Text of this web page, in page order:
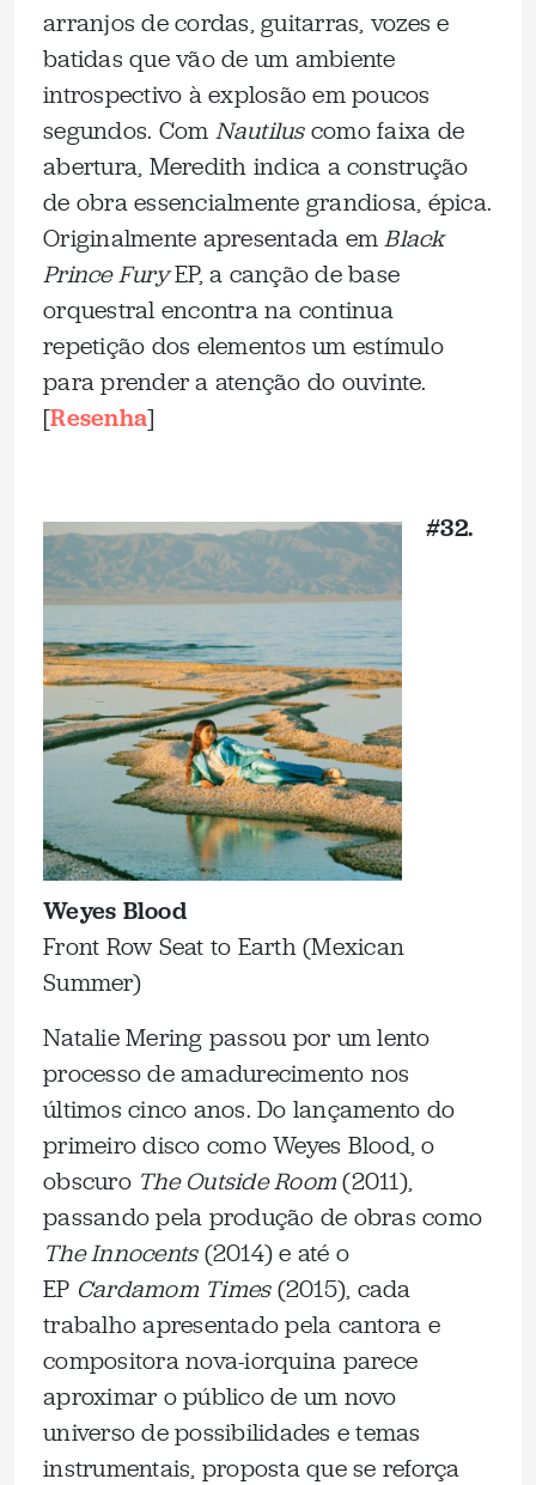
arranjos de cordas, guitarras, vozes e
batidas que vão de um ambiente
introspectivo à explosão em poucos
segundos. Com Nautiluscomo faixa de
abertura, Meredith indica a construção
de obra essencialmente grandiosa, épica.
Originalmente apresentada emBlack
Prince FuryEP, a canção de base
orquestral encontra na continua
repetição dos elementos um estímulo
para prender a atenção do ouvinte.
[Resenha]
#32.
Weyes Blood
Front Row Seat to Earth (Mexican
Summer)
Natalie Mering passou por um lento
processo de amadurecimento nos
últimos cinco anos. Do lançamento do
primeiro disco como Weyes Blood, o
obscuro The Outside Room(2011),
passando pela produção de obras como
The Innocents(2014) e até o
EP Cardamom Times(2015), cada
trabalho apresentado pela cantora e
compositora nova-iorquina parece
aproximar o público de um novo
universo de possibilidades e temas
instrumentais, proposta que se reforça